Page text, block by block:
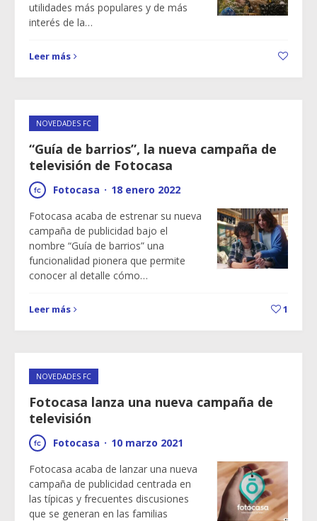
utilidades más populares y de más
interés de la…
Leer más
NOVEDADES FC
“Guía de barrios”, la nueva campaña de
televisión de Fotocasa
Fotocasa · 18 enero 2022
Fotocasa acaba de estrenar su nueva
campaña de publicidad bajo el
nombre “Guía de barrios” una
funcionalidad pionera que permite
conocer al detalle cómo…
Leer más 1
NOVEDADES FC
Fotocasa lanza una nueva campaña de
televisión
Fotocasa · 10 marzo 2021
Fotocasa acaba de lanzar una nueva
campaña de publicidad centrada en
las típicas y frecuentes discusiones
que se generan en las familias